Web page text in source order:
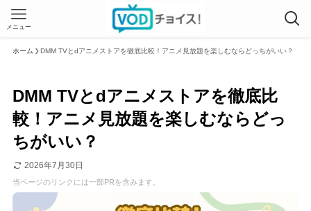
メニュー
ホーム DMM TVとdアニメストアを徹底比較！アニメ見放題を楽しむならどっちがいい？
DMM TVとdアニメストアを徹底比
較！アニメ見放題を楽しむならどっ
ちがいい？
2026年7月30日
当ページのリンクには一部PRを含みます。